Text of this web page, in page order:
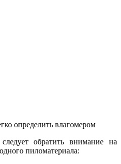
определить влагомером
обратить внимание на
пиломатериала: